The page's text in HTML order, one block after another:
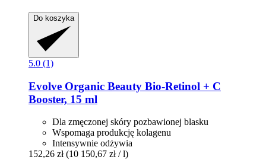
Do koszyka
5.0 (1)
Evolve Organic Beauty Bio-​Retinol + C
Booster, 15 ml
Dla zmęczonej skóry pozbawionej blasku
Wspomaga produkcję kolagenu
Intensywnie odżywia
152,26 zł (10 150,67 zł / l)